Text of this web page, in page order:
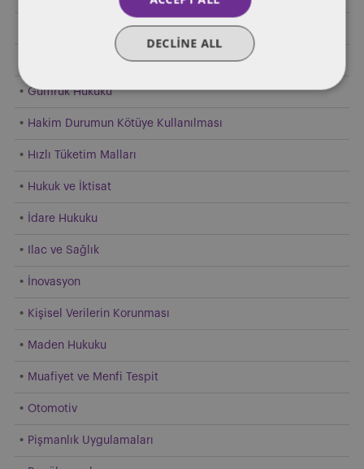
Finansal Regülasyon
Gümrük Hukuku
Hakim Durumun Kötüye Kullanılması
Hızlı Tüketim Malları
Hukuk ve İktisat
İdare Hukuku
Ilac ve Sağlık
İnovasyon
Kişisel Verilerin Korunması
Maden Hukuku
Muafiyet ve Menfi Tespit
Otomotiv
Pişmanlık Uygulamaları
DECLINE ALL